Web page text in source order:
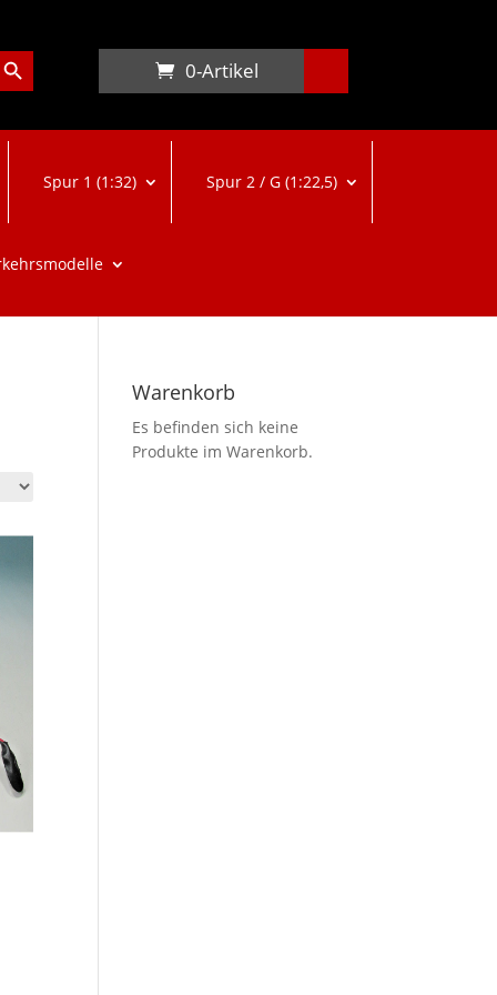
Button
0-Artikel
Spur 1 (1:32) Spur 2 / G (1:22,5)
Warenkorb
Es befinden sich keine
Produkte im Warenkorb.